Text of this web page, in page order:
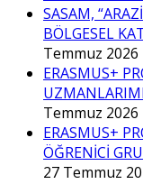
SASAM,
BÖLGESEL
Temmuz 2026
ERASMUS+
Temmuz 2026
ERASMUS+
ÖĞRENİCİ
27 Temmuz